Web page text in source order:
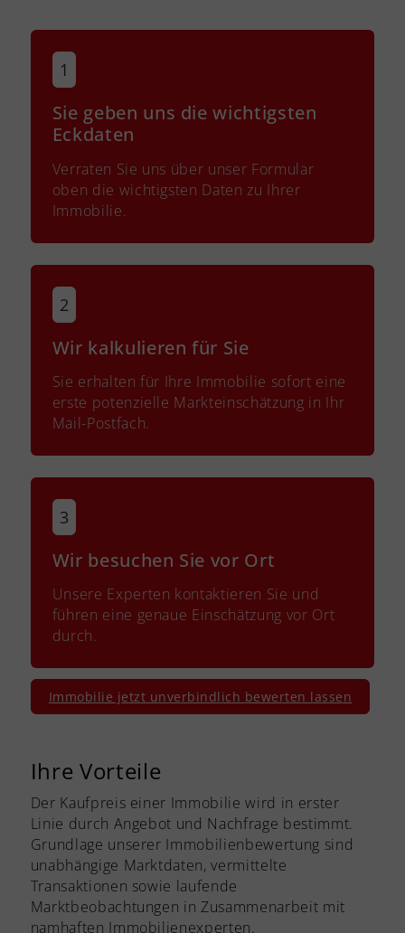
Sie geben uns die wichtigsten
Eckdaten
Verraten Sie uns über unser Formular
oben die wichtigsten Daten zu Ihrer
Immobilie.
Wir kalkulieren für Sie
Sie erhalten für Ihre Immobilie sofort eine
erste potenzielle Markteinschätzung in Ihr
Mail-Postfach.
Wir besuchen Sie vor Ort
Unsere Experten kontaktieren Sie und
führen eine genaue Einschätzung vor Ort
durch.
Immobilie jetzt unverbindlich bewerten lassen
Ihre Vorteile
Der Kaufpreis einer Immobilie wird in erster
Linie durch Angebot und Nachfrage bestimmt.
Grundlage unserer Immobilienbewertung sind
unabhängige Marktdaten, vermittelte
Transaktionen sowie laufende
Marktbeobachtungen in Zusammenarbeit mit
namhaften Immobilienexperten.